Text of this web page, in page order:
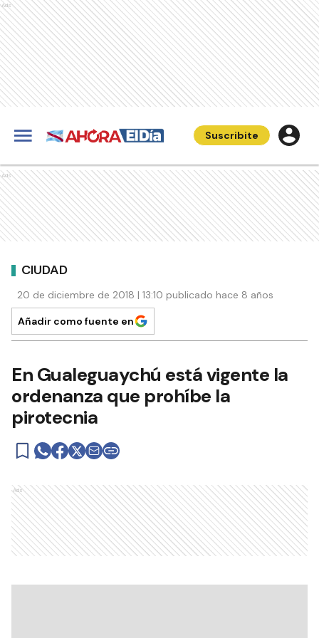
Ads
Suscribite
Ads
CIUDAD
20 de diciembre de 2018 | 13:10 publicado hace 8 años
Añadir como fuente en
En Gualeguaychú está vigente la
ordenanza que prohíbe la
pirotecnia
Ads